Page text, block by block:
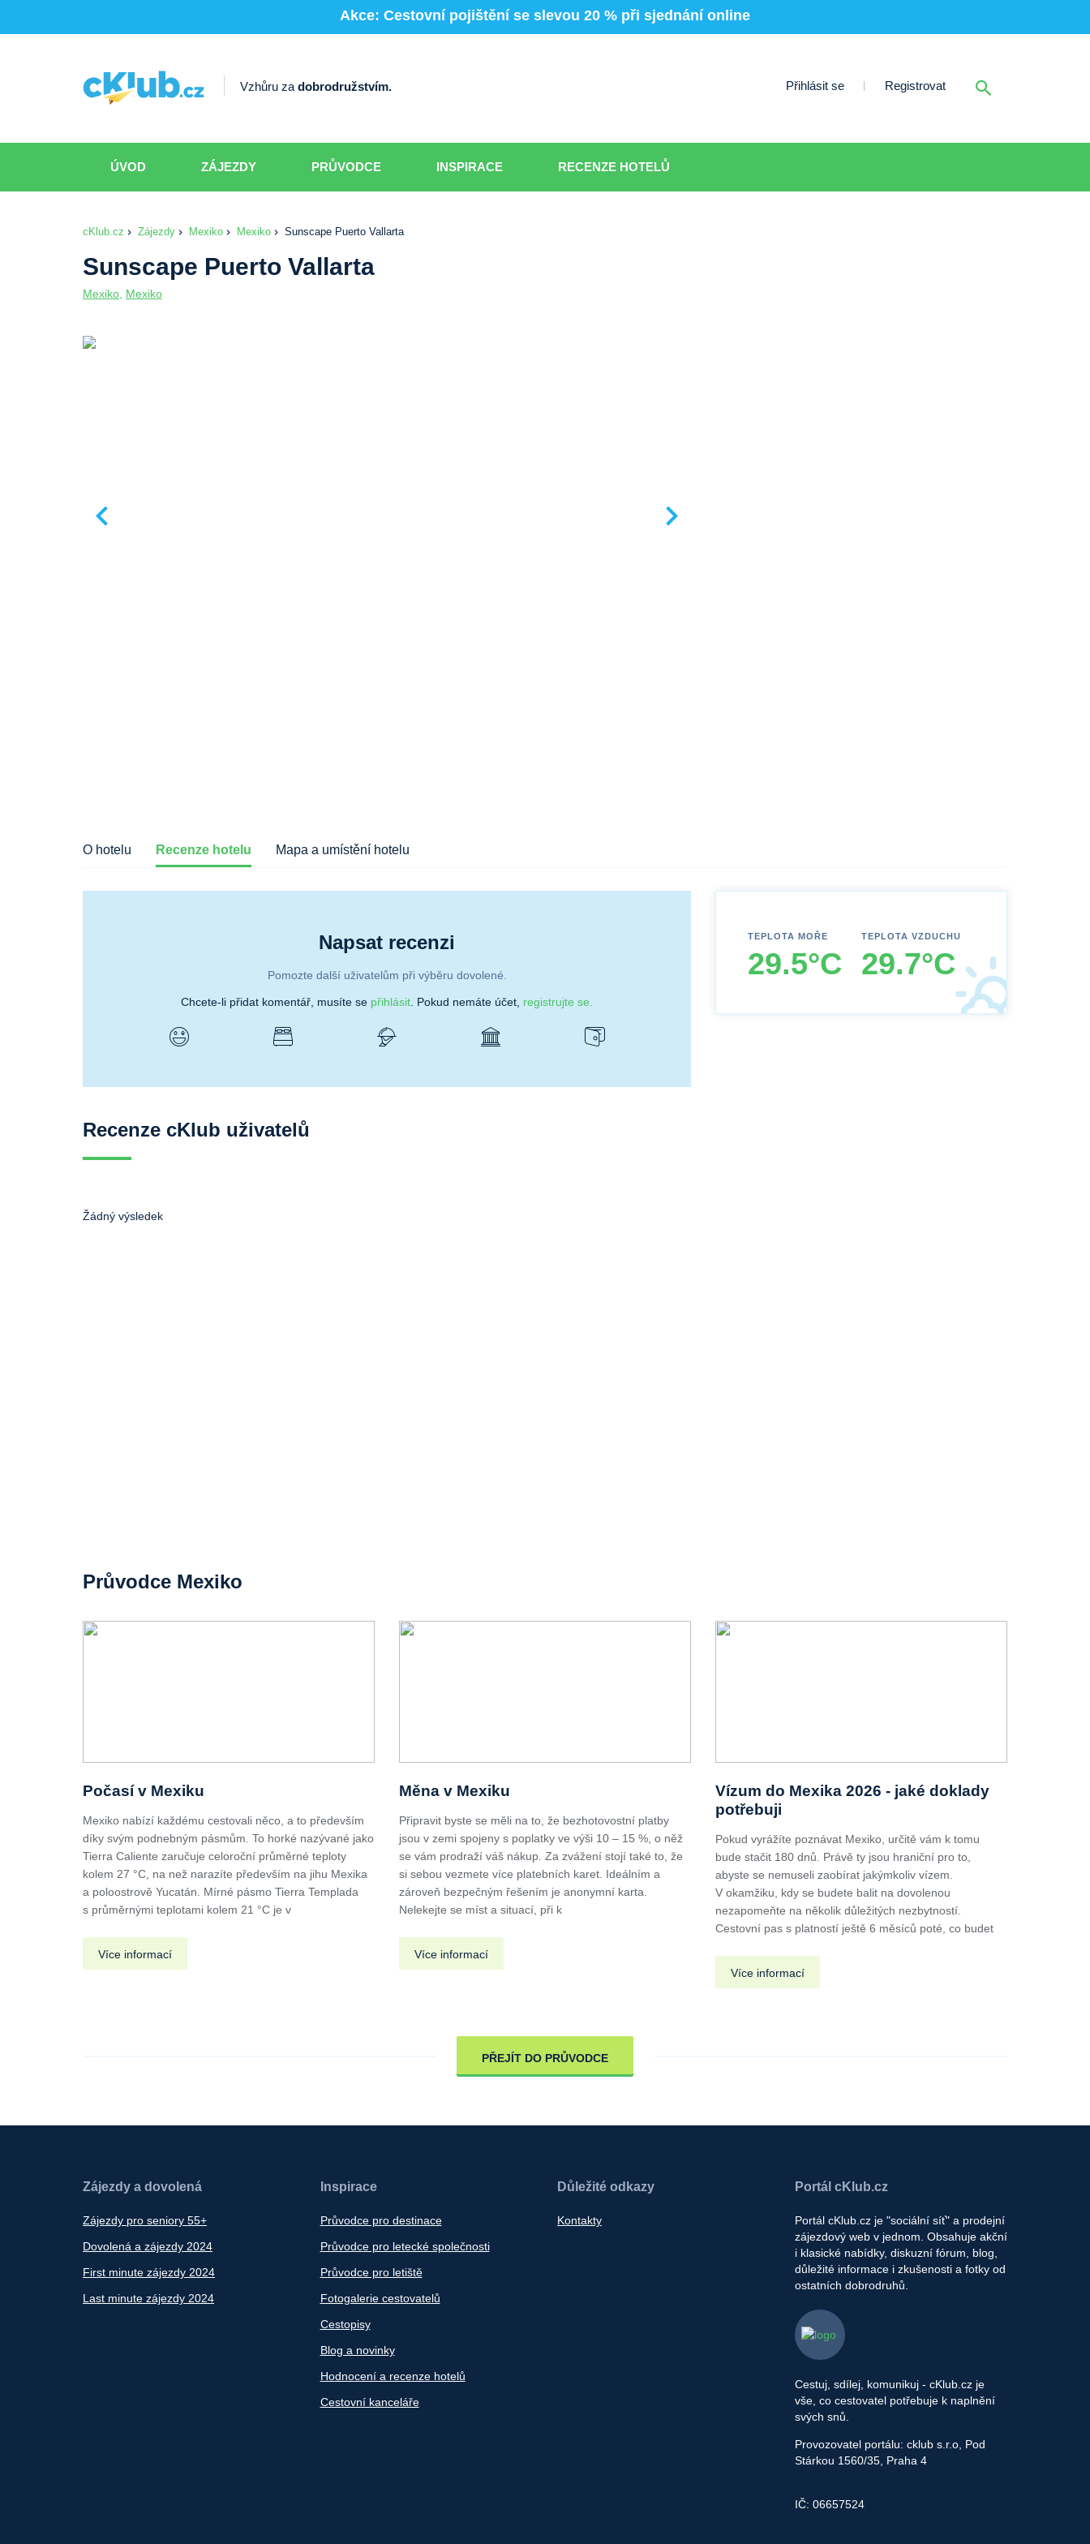
Akce: Cestovní pojištění se slevou 20 % při sjednání online
Vzhůru zadobrodružstvím. Přihlásit se Registrovat
ÚVOD ZÁJEZDY PRŮVODCE INSPIRACE RECENZE HOTELŮ
cKlub.cz Zájezdy Mexiko Mexiko Sunscape Puerto Vallarta
Sunscape Puerto Vallarta
Mexiko Mexiko
O hotelu Recenze hotelu Mapa a umístění hotelu
Napsat recenzi
Pomozte další uživatelům při výběru dovolené.
Chcete-li přidat komentář, musíte se přihlásit . Pokud nemáte účet, registrujte se.
Recenze cKlub uživatelů
Žádný výsledek
TEPLOTA MOŘE
29.5°C
TEPLOTA VZDUCHU
29.7°C
Průvodce Mexiko
Počasí v Mexiku
Mexiko nabízí každému cestovali něco, a to především
díky svým podnebným pásmům. To horké nazývané jako
Tierra Caliente zaručuje celoroční průměrné teploty
kolem 27 °C, na než narazíte především na jihu Mexika
a poloostrově Yucatán. Mírné pásmo Tierra Templada
s průměrnými teplotami kolem 21 °C je v
Více informací
Měna v Mexiku
Připravit byste se měli na to, že bezhotovostní platby
jsou v zemi spojeny s poplatky ve výši 10 – 15 %, o něž
se vám prodraží váš nákup. Za zvážení stojí také to, že
si sebou vezmete více platebních karet. Ideálním a
zároveň bezpečným řešením je anonymní karta.
Nelekejte se míst a situací, při k
Více informací
Vízum do Mexika 2026 - jaké doklady
potřebuji
Pokud vyrážíte poznávat Mexiko, určitě vám k tomu
bude stačit 180 dnů. Právě ty jsou hraniční pro to,
abyste se nemuseli zaobírat jakýmkoliv vízem.
V okamžiku, kdy se budete balit na dovolenou
nezapomeňte na několik důležitých nezbytností.
Cestovní pas s platností ještě 6 měsíců poté, co budet
Více informací
PŘEJÍT DO PRŮVODCE
Zájezdy a dovolená
Zájezdy pro seniory 55+
Dovolená a zájezdy 2024
First minute zájezdy 2024
Last minute zájezdy 2024
Inspirace
Průvodce pro destinace
Průvodce pro letecké společnosti
Průvodce pro letiště
Fotogalerie cestovatelů
Cestopisy
Blog a novinky
Hodnocení a recenze hotelů
Cestovní kanceláře
Důležité odkazy
Kontakty
Portál cKlub.cz
Portál cKlub.cz je "sociální síť" a prodejní
zájezdový web v jednom. Obsahuje akční
i klasické nabídky, diskuzní fórum, blog,
důležité informace i zkušenosti a fotky od
ostatních dobrodruhů.
Cestuj, sdílej, komunikuj - cKlub.cz je
vše, co cestovatel potřebuje k naplnění
svých snů.
Provozovatel portálu: cklub s.r.o, Pod
Stárkou 1560/35, Praha 4
IČ: 06657524